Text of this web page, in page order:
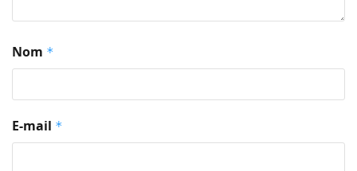
Nom *
E-mail *